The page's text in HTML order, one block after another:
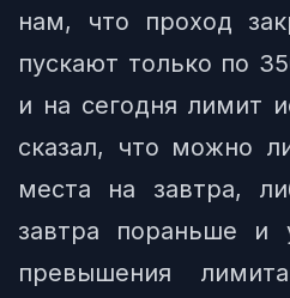
нам, что проход
пускают только по
и на сегодня лимит
сказал, что можно
места на завтра,
завтра пораньше и
превышения